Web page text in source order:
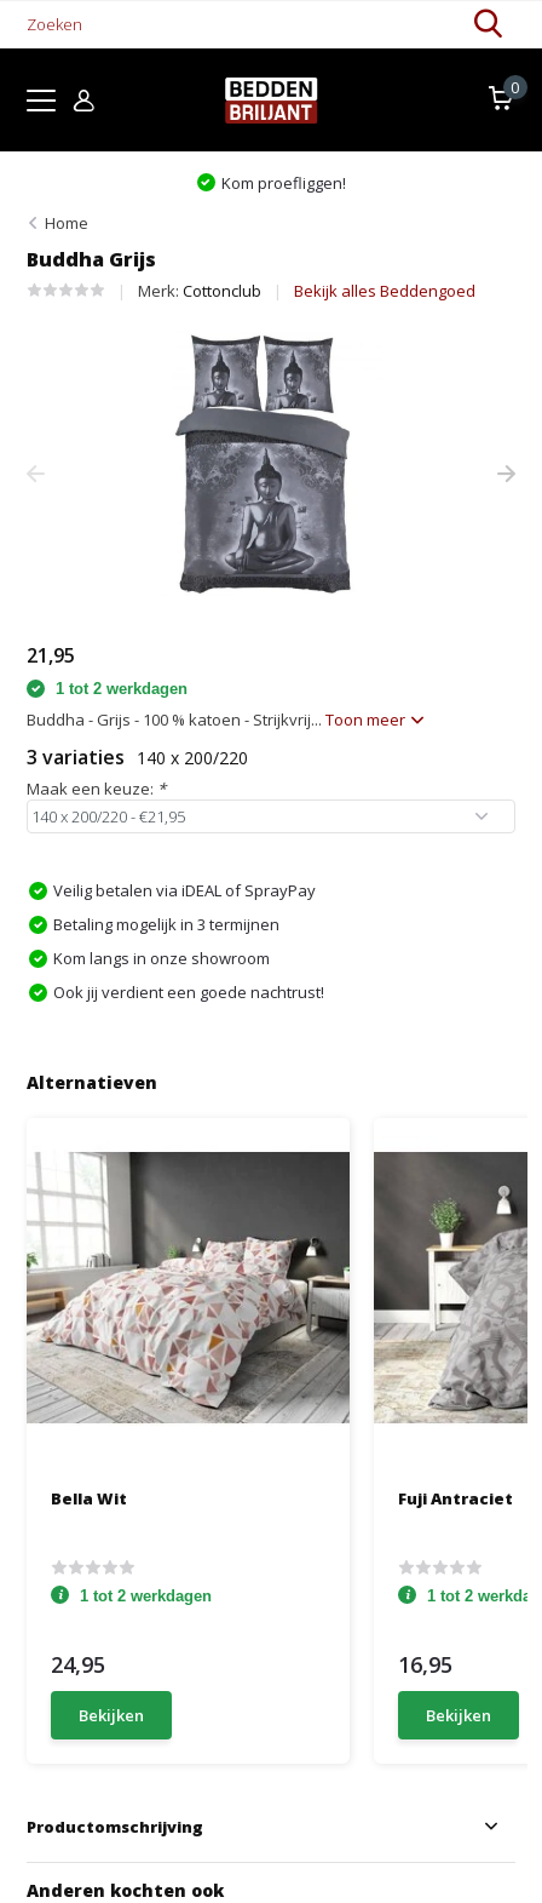
0
Kom proefliggen!
Home
Buddha Grijs
Merk:Cottonclub Bekijk alles Beddengoed
21,95
1 tot 2 werkdagen
Buddha - Grijs - 100 % katoen - Strijkvrij...Toon meer
3 variaties 140 x 200/220
Maak een keuze: *
Veilig betalen via iDEAL of SprayPay
Betaling mogelijk in 3 termijnen
Kom langs in onze showroom
Ook jij verdient een goede nachtrust!
Alternatieven
Bella Wit
1 tot 2 werkdagen
24,95
Bekijken
Fuji Antraciet
1 tot 2
16,95
Bekijken
Productomschrijving
Anderen kochten ook